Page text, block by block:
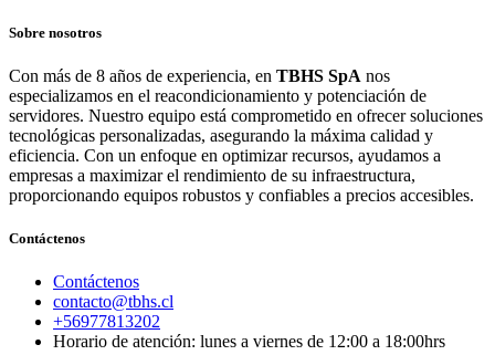
Sobre nosotros
Con más de 8 años de experiencia, en TBHS SpA nos
especializamos en el reacondicionamiento y potenciación de
servidores. Nuestro equipo está comprometido en ofrecer soluciones
tecnológicas personalizadas, asegurando la máxima calidad y
eficiencia. Con un enfoque en optimizar recursos, ayudamos a
empresas a maximizar el rendimiento de su infraestructura,
proporcionando equipos robustos y confiables a precios accesibles.
Contáctenos
Contáctenos
contacto@tbhs.cl
+56977813202
Horario de atención: lunes a viernes de 12:00 a 18:00hrs